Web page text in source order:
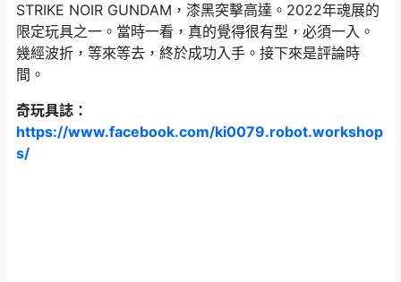
STRIKE NOIR GUNDAM，漆黑突擊高達。2022年魂展的
限定玩具之一。當時一看，真的覺得很有型，必須一入。
幾經波折，等來等去，終於成功入手。接下來是評論時
間。
奇玩具誌：
https://www.facebook.com/ki0079.robot.workshop
s/